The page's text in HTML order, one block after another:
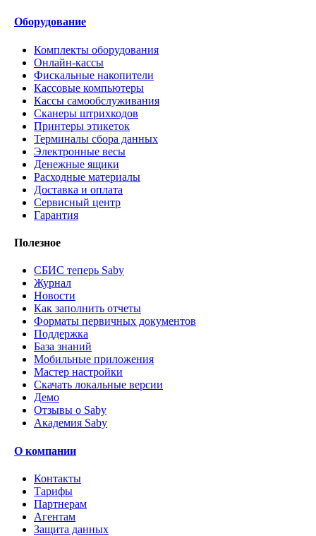
Оборудование
Комплекты оборудования
Онлайн-кассы
Фискальные накопители
Кассовые компьютеры
Кассы самообслуживания
Сканеры штрихкодов
Принтеры этикеток
Терминалы сбора данных
Электронные весы
Денежные ящики
Расходные материалы
Доставка и оплата
Сервисный центр
Гарантия
Полезное
СБИС теперь Saby
Журнал
Новости
Как заполнить отчеты
Форматы первичных документов
Поддержка
База знаний
Мобильные приложения
Мастер настройки
Скачать локальные версии
Демо
Отзывы о Saby
Академия Saby
О компании
Контакты
Тарифы
Партнерам
Агентам
Защита данных